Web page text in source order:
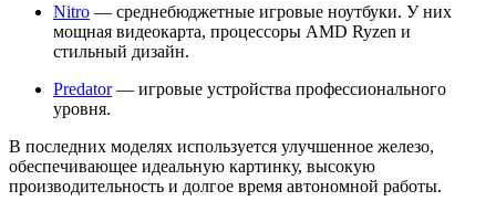
Nitro — среднебюджетные игровые ноутбуки. У них
мощная видеокарта, процессоры AMD Ryzen и
стильный дизайн.
Predator— игровые устройства профессионального
уровня.
В последних моделях используется улучшенное железо,
обеспечивающее идеальную картинку, высокую
производительность и долгое время автономной работы.